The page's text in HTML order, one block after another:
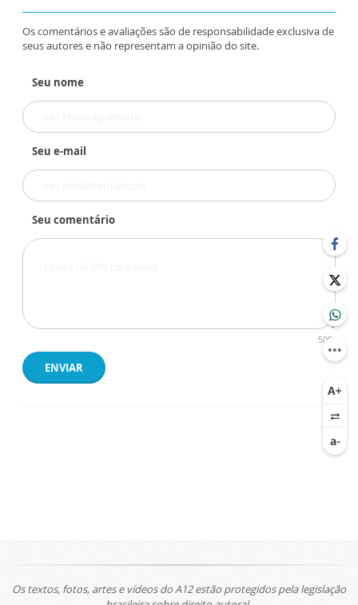
Os comentários e avaliações são de responsabilidade exclusiva de
seus autores e não representam a opinião do site.
Seu nome
Seu e-mail
Seu comentário
500
ENVIAR
Os textos, fotos, artes e vídeos do A12 estão protegidos pela legislação